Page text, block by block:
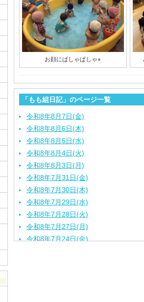
お顔にぱしゃぱしゃ⭐︎
「もも組日記」のページ一覧
令和8年8月7日(金)
令和8年8月6日(木)
令和8年8月5日(水)
令和8年8月4日(火)
令和8年8月3日(月)
令和8年7月31日(金)
令和8年7月30日(木)
令和8年7月29日(水)
令和8年7月28日(火)
令和8年7月27日(月)
令和8年7月24日(金)